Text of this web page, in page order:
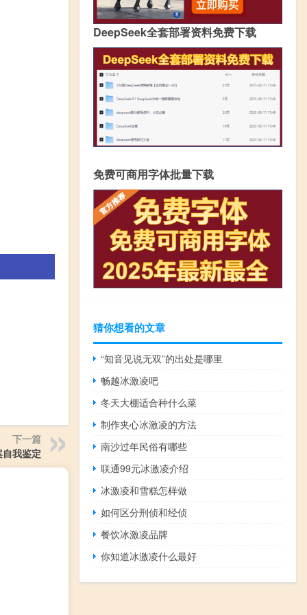
下一篇
我鉴定
DeepSeek全套部署资料免费下载
免费可商用字体批量下载
猜你想看的文章
“知音见说无双”的出处是哪里
畅越冰激凌吧
冬天大棚适合种什么菜
制作夹心冰激凌的方法
南沙过年民俗有哪些
联通99元冰激凌介绍
冰激凌和雪糕怎样做
如何区分刑侦和经侦
餐饮冰激凌品牌
你知道冰激凌什么最好